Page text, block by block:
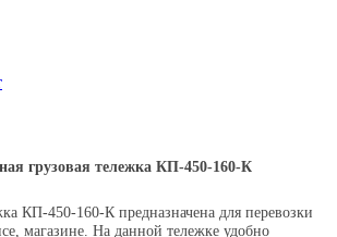
грузовая тележка КП-450-160-К
КП-450-160-К предназначена для перевозки
магазине. На данной тележке удобно